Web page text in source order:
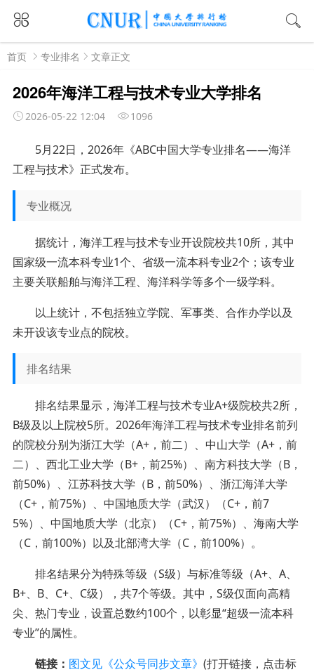
首页 专业排名 文章正文
2026年海洋工程与技术专业大学排名
2026-05-22 12:04 1096
5月22日，2026年《ABC中国大学专业排名——海洋
工程与技术》正式发布。
专业概况
据统计，海洋工程与技术专业开设院校共10所，其中
国家级一流本科专业1个、省级一流本科专业2个；该专业
主要关联船舶与海洋工程、海洋科学等多个一级学科。
以上统计，不包括独立学院、军事类、合作办学以及
未开设该专业点的院校。
排名结果
排名结果显示，海洋工程与技术专业A+级院校共2所，
B级及以上院校5所。2026年海洋工程与技术专业排名前列
的院校分别为浙江大学（A+，前二）、中山大学（A+，前
二）、西北工业大学（B+，前25%）、南方科技大学（B，
前50%）、江苏科技大学（B，前50%）、浙江海洋大学
（C+，前75%）、中国地质大学（武汉）（C+，前7
5%）、中国地质大学（北京）（C+，前75%）、海南大学
（C，前100%）以及北部湾大学（C，前100%）。
排名结果分为特殊等级（S级）与标准等级（A+、A、
B+、B、C+、C级），共7个等级。其中，S级仅面向高精
尖、热门专业，设置总数约100个，以彰显“超级一流本科
专业”的属性。
链接： 图文见《公众号同步文章》 (打开链接，点击标